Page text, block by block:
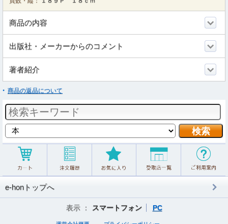
商品の内容
出版社・メーカーからのコメント
著者紹介
商品の返品について
e-honトップへ
表示 ： スマートフォン PC